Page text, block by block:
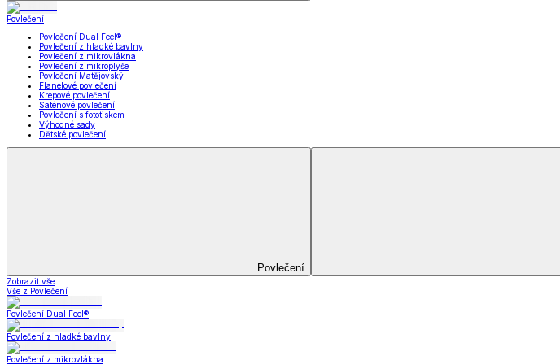
Koupelna
Koupelna
Ručníky a osušky
Koupelnové předložky
Zobrazit vše
Vše z Koupelna
Ručníky a osušky
Koupelnové předložky